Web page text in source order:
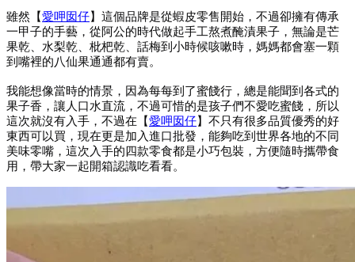
雖然【愛呷囡仔】這個品牌是從蝦皮零售開始，不過卻擁有傳承
一甲子的手藝，從阿公的時代做起手工熬煮醃漬果子，無論是芒
果乾、水梨乾、枇杷乾、話梅到小時候咳嗽時，媽媽都會塞一顆
到嘴裡的八仙果通通都有賣。
我能想像當時的情景，因為每每到了蜜餞行，總是能聞到各式的
果子香，讓人口水直流，不過可惜的是孩子們不愛吃蜜餞，所以
這次就沒有入手，不過在【愛呷囡仔】不只有很多品質優秀的好
東西可以買，現在更是加入進口批發，能夠吃到世界各地的不同
美味零嘴，這次入手的四款零食都是小巧包裝，方便隨時攜帶食
用，帶大家一起開箱認識吃看看。